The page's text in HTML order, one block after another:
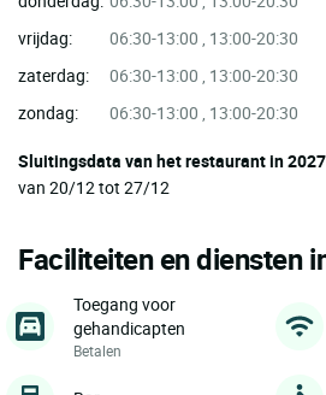
vrijdag:
06:30-13:00 , 13:00-20:30
zaterdag:
06:30-13:00 , 13:00-20:30
zondag:
06:30-13:00 , 13:00-20:30
Sluitingsdata van het restaurant in
van 20/12 tot 27/12
Faciliteiten en diensten
Toegang voor
gehandicapten
Betalen